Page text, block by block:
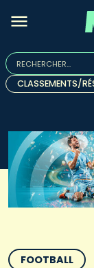
Rechercher :
Quand les
CLASSEMENTS/
FOOTBALL